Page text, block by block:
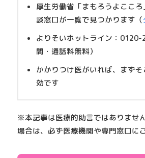
厚生労働省「まもろうよこころ
談窓口が一覧で見つかります（
よりそいホットライン ：
間・通話料無料）
かかりつけ医がいれば、まず
効です
※本記事は医療的助言ではありませ
場合は、必ず医療機関や専門窓口に